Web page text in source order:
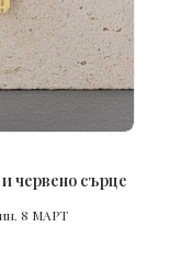
червено сърце
, 8 МАРТ